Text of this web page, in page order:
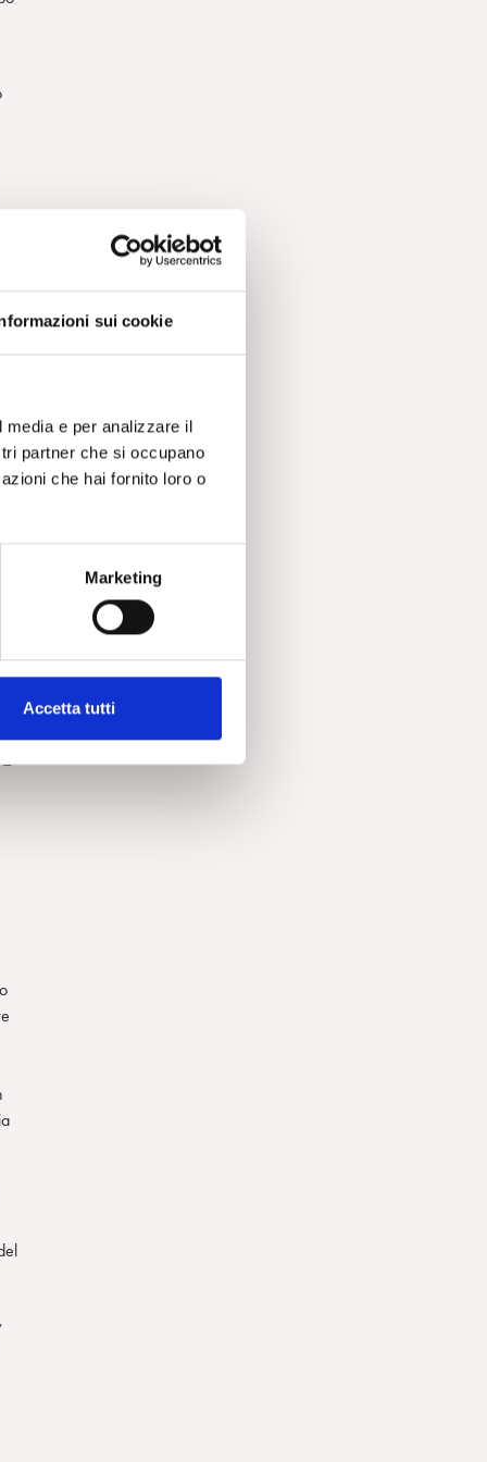
sui cookie
e per analizzare il
partner che si occupano
che hai fornito loro o
Marketing
Accetta tutti
–
,